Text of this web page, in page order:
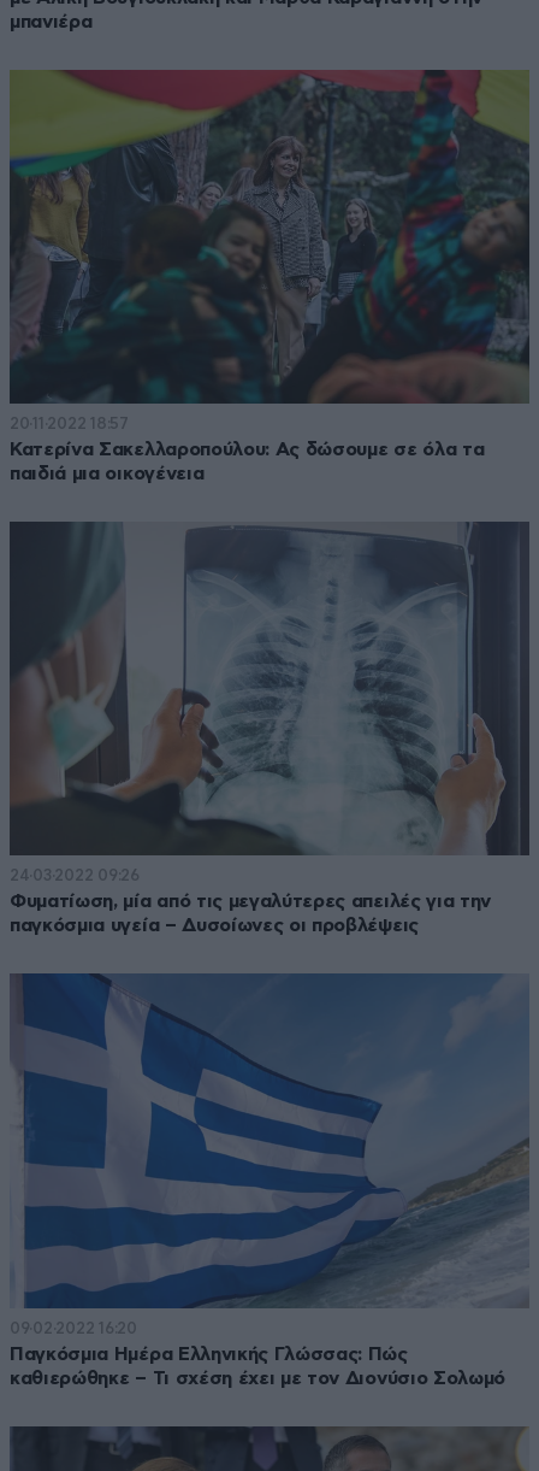
μπανιέρα
20·11·2022 18:57
Κατερίνα Σακελλαροπούλου: Ας δώσουμε σε όλα τα
παιδιά μια οικογένεια
24·03·2022 09:26
Φυματίωση, μία από τις μεγαλύτερες απειλές για την
παγκόσμια υγεία – Δυσοίωνες οι προβλέψεις
09·02·2022 16:20
Παγκόσμια Ημέρα Ελληνικής Γλώσσας: Πώς
καθιερώθηκε – Τι σχέση έχει με τον Διονύσιο Σολωμό